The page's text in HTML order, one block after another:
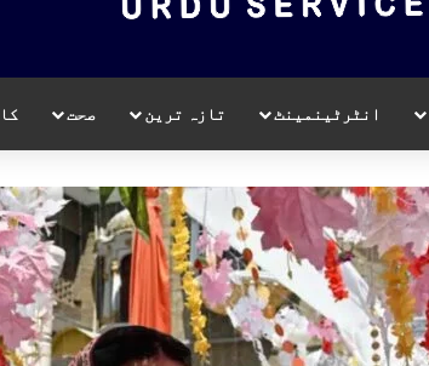
انٹرٹینمینٹ تازہ ترین صحت